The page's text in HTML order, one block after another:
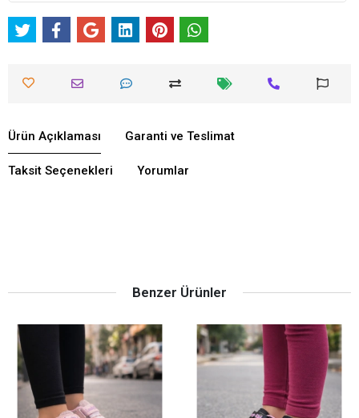
Ürün Açıklaması Garanti ve Teslimat
Taksit Seçenekleri Yorumlar
Benzer Ürünler